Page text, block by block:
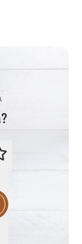
RECEITA